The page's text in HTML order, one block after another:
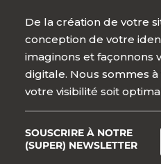
De la création de votre
conception de votre
imaginons et façonnons
digitale. Nous sommes
votre visibilité soit
SOUSCRIRE À NOTRE
(SUPER) NEWSLETTER